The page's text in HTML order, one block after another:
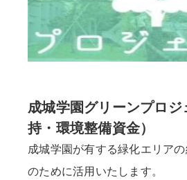
成城学園グリーンプロ
持・環境整備資金）
成城学園が有する緑化エリア
のために活用いたします。